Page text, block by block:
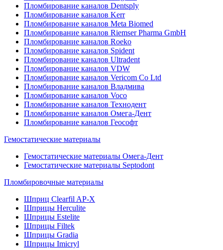
Пломбирование каналов Dentsply
Пломбирование каналов Kerr
Пломбирование каналов Meta Biomed
Пломбирование каналов Riemser Pharma GmbH
Пломбирование каналов Roeko
Пломбирование каналов Spident
Пломбирование каналов Ultradent
Пломбирование каналов VDW
Пломбирование каналов Vericom Co Ltd
Пломбирование каналов Владмива
Пломбирование каналов Voco
Пломбирование каналов Технодент
Пломбирование каналов Омега-Дент
Пломбирование каналов Геософт
Гемостатические материалы
Гемостатические материалы Омега-Дент
Гемостатические материалы Septodont
Пломбировочные материалы
Шприц Clearfil AP-X
Шприцы Herculite
Шприцы Estelite
Шприцы Filtek
Шприцы Gradia
Шприцы Imicryl